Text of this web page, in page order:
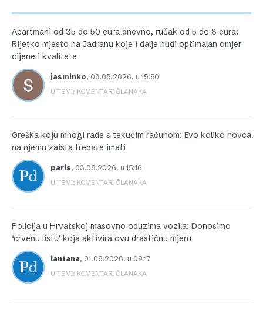
Apartmani od 35 do 50 eura dnevno, ručak od 5 do 8 eura:
Rijetko mjesto na Jadranu koje i dalje nudi optimalan omjer
cijene i kvalitete
jasminko, 03.08.2026. u 15:50
U TEMI: KOMENTARI ČLANAKA
Greška koju mnogi rade s tekućim računom: Evo koliko novca
na njemu zaista trebate imati
paris, 03.08.2026. u 15:16
U TEMI: KOMENTARI ČLANAKA
Policija u Hrvatskoj masovno oduzima vozila: Donosimo
‘crvenu listu’ koja aktivira ovu drastičnu mjeru
lantana, 01.08.2026. u 09:17
U TEMI: KOMENTARI ČLANAKA